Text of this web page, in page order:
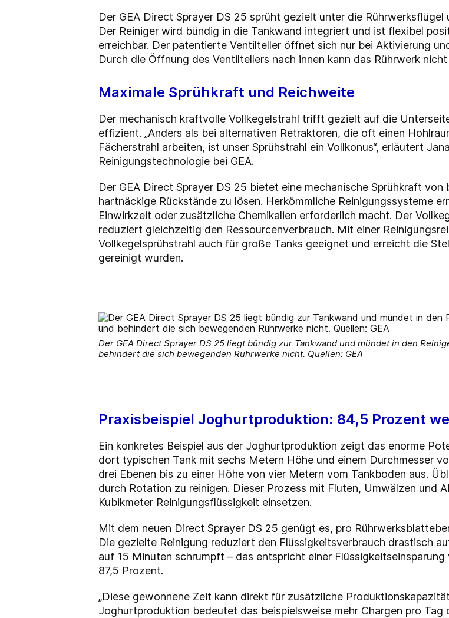
Der GEA Direct Sprayer DS 25 sprüht gezielt unter die
Der Reiniger wird bündig in die Tankwand integriert und ist flexibel
erreichbar. Der patentierte Ventilteller öffnet sich nur bei Aktivierung
Durch die Öffnung des Ventiltellers nach innen kann das Rührwerk
Maximale Sprühkraft und Reichweite
Der mechanisch kraftvolle Vollkegelstrahl trifft gezielt auf die
effizient. „Anders als bei alternativen Retraktoren, die oft einen
Fächerstrahl arbeiten, ist unser Sprühstrahl ein Vollkonus“, erläutert
Reinigungstechnologie bei GEA.
Der GEA Direct Sprayer DS 25 bietet eine mechanische Sprühkraft
hartnäckige Rückstände zu lösen. Herkömmliche Reinigungssysteme
Einwirkzeit oder zusätzliche Chemikalien erforderlich macht. Der
reduziert gleichzeitig den Ressourcenverbrauch. Mit einer
Vollkegelsprühstrahl auch für große Tanks geeignet und erreicht die
gereinigt wurden.
Der GEA Direct Sprayer DS 25 liegt bündig zur Tankwand und mündet in den
behindert die sich bewegenden Rührwerke nicht. Quellen: GEA
Praxisbeispiel Joghurtproduktion: 84,5 Prozent
Ein konkretes Beispiel aus der Joghurtproduktion zeigt das enorme
dort typischen Tank mit sechs Metern Höhe und einem Durchmesser
drei Ebenen bis zu einer Höhe von vier Metern vom Tankboden aus.
durch Rotation zu reinigen. Dieser Prozess mit Fluten, Umwälzen und
Kubikmeter Reinigungsflüssigkeit einsetzen.
Mit dem neuen Direct Sprayer DS 25 genügt es, pro
Die gezielte Reinigung reduziert den Flüssigkeitsverbrauch drastisch
auf 15 Minuten schrumpft – das entspricht einer
87,5 Prozent.
„Diese gewonnene Zeit kann direkt für zusätzliche
Joghurtproduktion bedeutet das beispielsweise mehr Chargen pro Tag